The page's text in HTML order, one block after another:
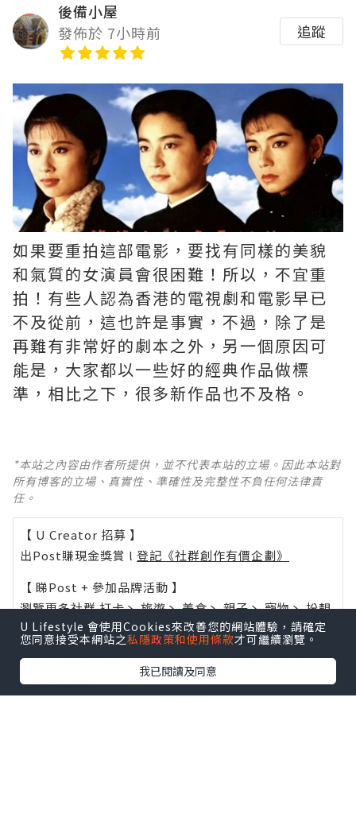
後備小屋
發佈於 7小時前
追蹤
如果要重拍這部電影，要找有同樣的美貌
和氣質的女演員會很困難！所以，不宜重
拍！有些人認為香港的電視劇和電影早已
不及從前，這也許是事實，不過，除了是
再難有非常好的劇本之外，另一個原因可
能是，大家都以一些好的經典作品做標
準，相比之下，很多新作品也不及格。 ​​​
*本站之內容由作者所提供，並不代表本站的立場。因此本站對
所有博客的立場、真實性、準確性及完整性不負任何法律責
任。
【 U Creator 招募 】
出Post賺現金獎賞 l 登記《社群創作有價企劃》
【 睇Post + 參加品牌活動 】
瀏覽更多社群打卡丶旅遊丶美食丶親子丶寵物丶扮靚
攻略及活動情報
U Blog開咗WhatsApp啦！發掘更多吃喝玩樂資訊！
Follow 我哋！
U Lifestyle 會使用Cookies來改善您的網站體驗，請確定
您同意接受本網站之私隱政策和使用條款才可繼續瀏覽。
我已閱讀及同意